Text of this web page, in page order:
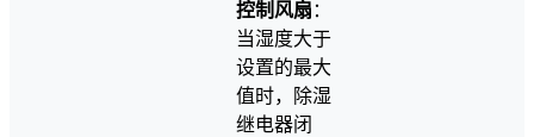
控制风扇 ：
当湿度大于
设置的最大
值时，除湿
继电器闭